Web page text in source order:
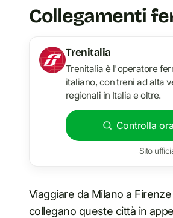
Collegamenti
Trenitalia
Trenitalia è l'operatore
italiano, con treni ad alta
regionali in Italia e oltre.
Controlla
Sito
Viaggiare da Milano a
collegano queste città in